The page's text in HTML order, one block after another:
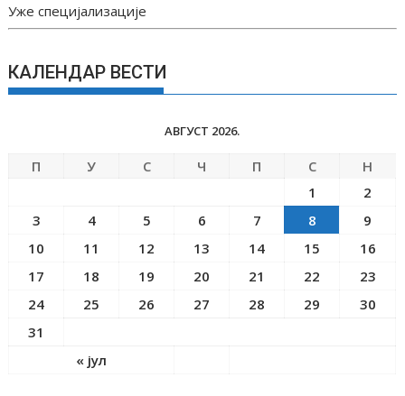
Уже специјализације
КАЛЕНДАР ВЕСТИ
АВГУСТ 2026.
П У С Ч П С Н
« јул
1
2
3
4 5 6 7 8
9
10
11 12 13 14 15
16
17
18 19 20 21 22
23
24
25 26 27 28 29
30
31